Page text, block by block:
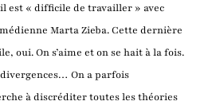
est « difficile de travailler » avec
Marta Zieba. Cette dernière
oui. On s’aime et on se hait à la fois.
On a parfois
à discréditer toutes les théories